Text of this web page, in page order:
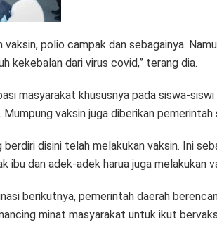
polio campak dan sebagainya.
kekebalan dari virus covid,” terang dia.
masyarakat khususnya pada siswa-
vaksin juga diberikan pemerintah
berdiri disini telah melakukan vaksin. Ini
dan adek-adek harua juga melakukan
berikutnya, pemerintah daerah
minat masyarakat untuk ikut